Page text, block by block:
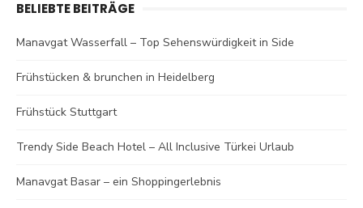
BELIEBTE BEITRÄGE
Manavgat Wasserfall – Top Sehenswürdigkeit in Side
Frühstücken & brunchen in Heidelberg
Frühstück Stuttgart
Trendy Side Beach Hotel – All Inclusive Türkei Urlaub
Manavgat Basar – ein Shoppingerlebnis